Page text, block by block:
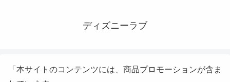
ディズニーラブ
「本サイトのコンテンツには、商品プロモーションが含ま